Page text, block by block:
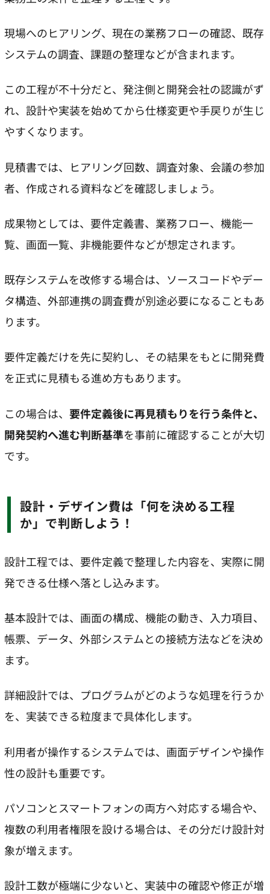
現場へのヒアリング、現在の業務フローの確認、既存
システムの調査、課題の整理などが含まれます。
この工程が不十分だと、発注側と開発会社の認識がず
れ、設計や実装を始めてから仕様変更や手戻りが生じ
やすくなります。
見積書では、ヒアリング回数、調査対象、会議の参加
者、作成される資料などを確認しましょう。
成果物としては、要件定義書、業務フロー、機能一
覧、画面一覧、非機能要件などが想定されます。
既存システムを改修する場合は、ソースコードやデー
タ構造、外部連携の調査費が別途必要になることもあ
ります。
要件定義だけを先に契約し、その結果をもとに開発費
を正式に見積もる進め方もあります。
この場合は、 要件定義後に再見積もりを行う条件と、
開発契約へ進む判断基準を事前に確認することが大切
です。
設計・デザイン費は「何を決める工程
か」で判断しよう！
設計工程では、要件定義で整理した内容を、実際に開
発できる仕様へ落とし込みます。
基本設計では、画面の構成、機能の動き、入力項目、
帳票、データ、外部システムとの接続方法などを決め
ます。
詳細設計では、プログラムがどのような処理を行うか
を、実装できる粒度まで具体化します。
利用者が操作するシステムでは、画面デザインや操作
性の設計も重要です。
パソコンとスマートフォンの両方へ対応する場合や、
複数の利用者権限を設ける場合は、その分だけ設計対
象が増えます。
設計工数が極端に少ないと、実装中の確認や修正が増